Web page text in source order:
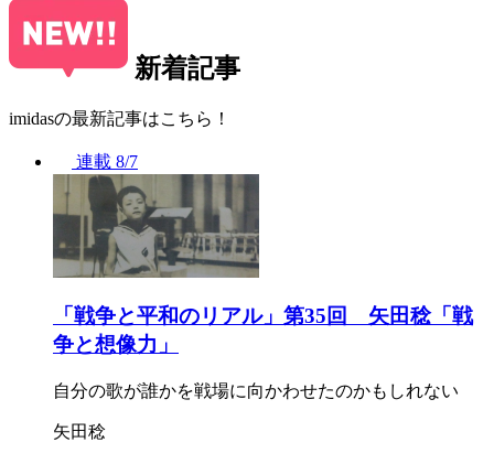
新着記事
imidasの最新記事はこちら！
連載 8/7
「戦争と平和のリアル」第35回 矢田稔「戦
争と想像力」
自分の歌が誰かを戦場に向かわせたのかもしれない
矢田稔